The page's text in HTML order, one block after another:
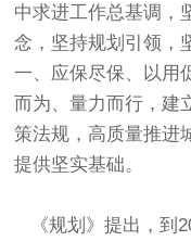
中求进工作总基调，
念，坚持规划引领，
一、应保尽保、以用
而为、量力而行，建
策法规，高质量推进
提供坚实基础。
《规划》提出，到